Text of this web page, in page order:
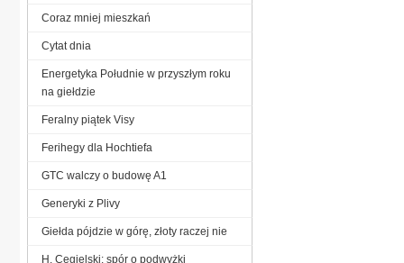
Coraz mniej mieszkań
Cytat dnia
Energetyka Południe w przyszłym roku
na giełdzie
Feralny piątek Visy
Ferihegy dla Hochtiefa
GTC walczy o budowę A1
Generyki z Plivy
Giełda pójdzie w górę, złoty raczej nie
H. Cegielski: spór o podwyżki